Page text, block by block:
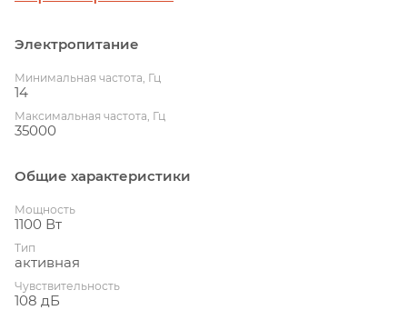
Электропитание
Минимальная частота, Гц
14
Максимальная частота, Гц
35000
Общие характеристики
Мощность
1100 Вт
Тип
активная
Чувствительность
108 дБ